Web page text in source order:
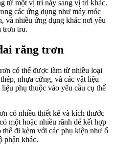
từ một vị trí này sang vị trí khác.
các ứng dụng như máy móc
và nhiều ứng dụng khác nơi yêu
trơn tru.
răng trơn
có thể được làm từ nhiều loại
nhựa cứng, và các vật liệu
phụ thuộc vào yêu cầu cụ thể
có nhiều thiết kế và kích thước
một hoặc nhiều rãnh để kết hợp
đi kèm với các phụ kiện như ổ
phận khác.